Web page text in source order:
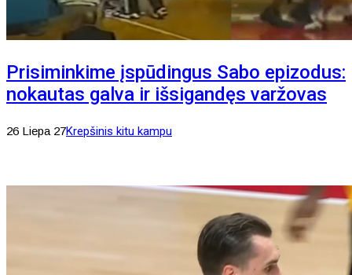
Prisiminkime įspūdingus Sabo epizodus:
nokautas galva ir išsigandęs varžovas
26 Liepa 27Krepšinis kitu kampu